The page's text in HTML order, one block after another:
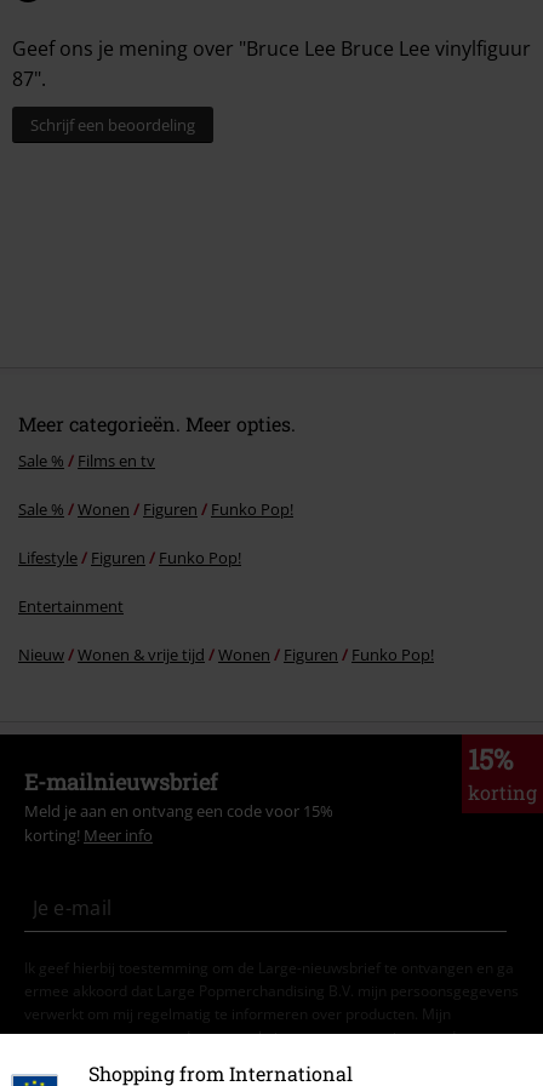
Shopping from International
www.funko.com
Geef ons je mening over "Bruce Lee Bruce Lee vinylfiguur
87".
Schrijf een beoordeling
Meer categorieën. Meer opties.
Sale % Films en tv
Sale % Wonen Figuren Funko Pop!
Lifestyle Figuren Funko Pop!
Entertainment
Nieuw Wonen & vrije tijd Wonen Figuren Funko Pop!
15%
korting
E-mailnieuwsbrief
Meld je aan en ontvang een code voor 15%
korting! Meer info
Ik geef hierbij toestemming om de Large-nieuwsbrief te ontvangen en ga
ermee akkoord dat Large Popmerchandising B.V. mijn persoonsgegevens
verwerkt om mij regelmatig te informeren over producten. Mijn
persoonsgegevens worden verwerkt in overeenstemming met de